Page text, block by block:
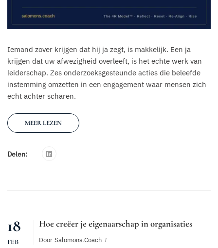
Iemand zover krijgen dat hij ja zegt, is makkelijk. Een ja
krijgen dat uw afwezigheid overleeft, is het echte werk van
leiderschap. Zes onderzoeksgesteunde acties die beleefde
instemming omzetten in een engagement waar mensen zich
echt achter scharen.
MEER LEZEN
Delen:
18
FEB
Hoe creëer je eigenaarschap in organisaties
Door Salomons.coach